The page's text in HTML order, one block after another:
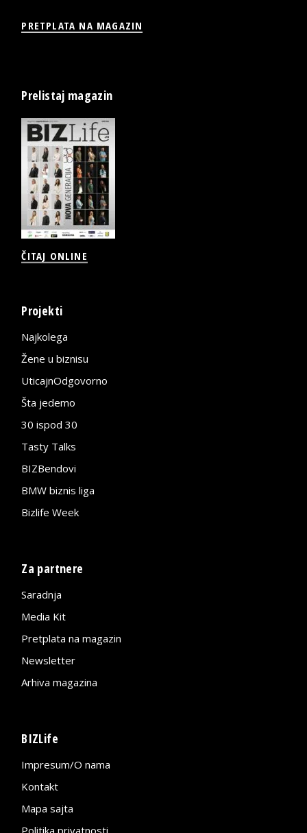
PRETPLATA NA MAGAZIN
Prelistaj magazin
ČITAJ ONLINE
Projekti
Najkolega
Žene u biznisu
UticajnOdgovorno
Šta jedemo
30 ispod 30
Tasty Talks
BIZBendovi
BMW biznis liga
Bizlife Week
Za partnere
Saradnja
Media Kit
Pretplata na magazin
Newsletter
Arhiva magazina
BIZLife
Impresum/O nama
Kontakt
Mapa sajta